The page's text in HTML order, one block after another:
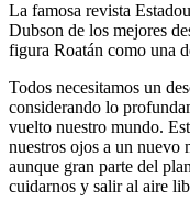
La famosa revista
Dubson de los mejores
figura Roatán como una
Todos necesitamos un
considerando lo
vuelto nuestro mundo.
nuestros ojos a un nuevo
aunque gran parte del
cuidarnos y salir al aire